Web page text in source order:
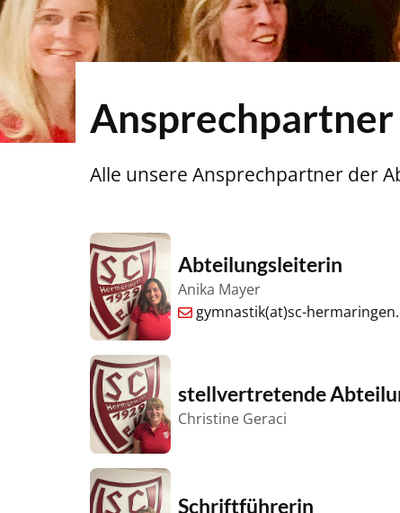
Ansprechpartner
Alle unsere Ansprechpartner der
Abteilungsleiterin
Anika Mayer
gymnastik(at)sc-
stellvertretende
Christine Geraci
Schriftführerin